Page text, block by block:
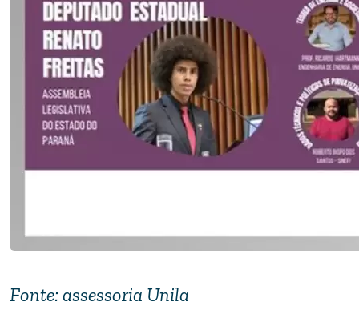
Fonte: assessoria Unila